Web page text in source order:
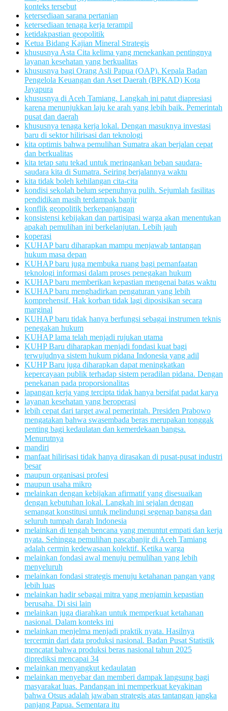
konteks tersebut
ketersediaan sarana pertanian
ketersediaan tenaga kerja terampil
ketidakpastian geopolitik
Ketua Bidang Kajian Mineral Strategis
khususnya Asta Cita kelima yang menekankan pentingnya
layanan kesehatan yang berkualitas
khususnya bagi Orang Asli Papua (OAP). Kepala Badan
Pengelola Keuangan dan Aset Daerah (BPKAD) Kota
Jayapura
khususnya di Aceh Tamiang. Langkah ini patut diapresiasi
karena menunjukkan laju ke arah yang lebih baik. Pemerintah
pusat dan daerah
khususnya tenaga kerja lokal. Dengan masuknya investasi
baru di sektor hilirisasi dan teknologi
kita optimis bahwa pemulihan Sumatra akan berjalan cepat
dan berkualitas
kita tetap satu tekad untuk meringankan beban saudara-
saudara kita di Sumatra. Seiring berjalannya waktu
kita tidak boleh kehilangan cita-cita
kondisi sekolah belum sepenuhnya pulih. Sejumlah fasilitas
pendidikan masih terdampak banjir
konflik geopolitik berkepanjangan
konsistensi kebijakan dan partisipasi warga akan menentukan
apakah pemulihan ini berkelanjutan. Lebih jauh
koperasi
KUHAP baru diharapkan mampu menjawab tantangan
hukum masa depan
KUHAP baru juga membuka ruang bagi pemanfaatan
teknologi informasi dalam proses penegakan hukum
KUHAP baru memberikan kepastian mengenai batas waktu
KUHAP baru menghadirkan pengaturan yang lebih
komprehensif. Hak korban tidak lagi diposisikan secara
marginal
KUHAP baru tidak hanya berfungsi sebagai instrumen teknis
penegakan hukum
KUHAP lama telah menjadi rujukan utama
KUHP Baru diharapkan menjadi fondasi kuat bagi
terwujudnya sistem hukum pidana Indonesia yang adil
KUHP Baru juga diharapkan dapat meningkatkan
kepercayaan publik terhadap sistem peradilan pidana. Dengan
penekanan pada proporsionalitas
lapangan kerja yang tercipta tidak hanya bersifat padat karya
layanan kesehatan yang beroperasi
lebih cepat dari target awal pemerintah. Presiden Prabowo
mengatakan bahwa swasembada beras merupakan tonggak
penting bagi kedaulatan dan kemerdekaan bangsa.
Menurutnya
mandiri
manfaat hilirisasi tidak hanya dirasakan di pusat-pusat industri
besar
maupun organisasi profesi
maupun usaha mikro
melainkan dengan kebijakan afirmatif yang disesuaikan
dengan kebutuhan lokal. Langkah ini sejalan dengan
semangat konstitusi untuk melindungi segenap bangsa dan
seluruh tumpah darah Indonesia
melainkan di tengah bencana yang menuntut empati dan kerja
nyata. Sehingga pemulihan pascabanjir di Aceh Tamiang
adalah cermin kedewasaan kolektif. Ketika warga
melainkan fondasi awal menuju pemulihan yang lebih
menyeluruh
melainkan fondasi strategis menuju ketahanan pangan yang
lebih luas
melainkan hadir sebagai mitra yang menjamin kepastian
berusaha. Di sisi lain
melainkan juga diarahkan untuk memperkuat ketahanan
nasional. Dalam konteks ini
melainkan menjelma menjadi praktik nyata. Hasilnya
tercermin dari data produksi nasional. Badan Pusat Statistik
mencatat bahwa produksi beras nasional tahun 2025
diprediksi mencapai 34
melainkan menyangkut kedaulatan
melainkan menyebar dan memberi dampak langsung bagi
masyarakat luas. Pandangan ini memperkuat keyakinan
bahwa Otsus adalah jawaban strategis atas tantangan jangka
panjang Papua. Sementara itu